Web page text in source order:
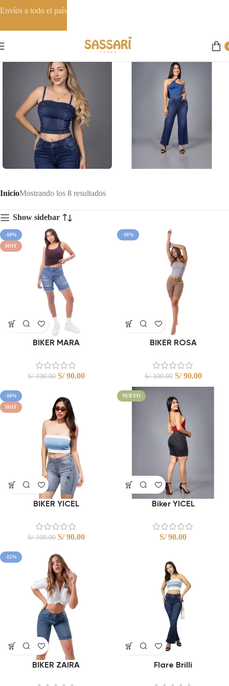
InicioMostrando los 8 resultados
Show sidebar
-10%
HOT
BIKER MARA
S/100.00 S/90.00
-10%
BIKER ROSA
S/100.00 S/90.00
-10%
HOT
BIKER YICEL
S/100.00 S/90.00
NUEVO
Biker YICEL
S/90.00
-15%
BIKER ZAIRA Flare Brilli
Envíos a todo el país